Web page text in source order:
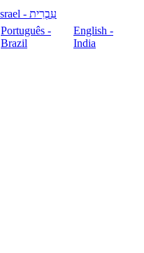
עִבְרִית - Israel
Português -
Brazil
English -
India